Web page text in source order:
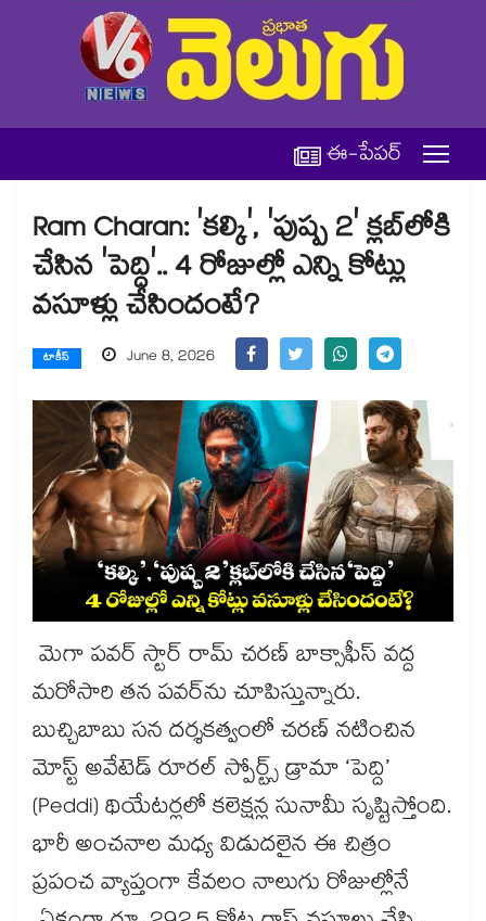
ఈ-పేపర్
Ram Charan: 'కల్కి', 'పుష్ప 2' క్లబ్‌లోకి
చేసిన 'పెద్ది'.. 4 రోజుల్లో ఎన్ని కోట్లు
వసూళ్లు చేసిందంటే?
టాకీస్ June 8, 2026
మెగా పవర్ స్టార్ రామ్ చరణ్ బాక్సాఫీస్ వద్ద
మరోసారి తన పవర్‌ను చూపిస్తున్నారు.
బుచ్చిబాబు సన దర్శకత్వంలో చరణ్ నటించిన
మోస్ట్ అవేటెడ్ రూరల్ స్పోర్ట్స్ డ్రామా ‘పెద్ది’
(Peddi) థియేటర్లలో కలెక్షన్ల సునామీ సృష్టిస్తోంది.
భారీ అంచనాల మధ్య విడుదలైన ఈ చిత్రం
ప్రపంచ వ్యాప్తంగా కేవలం నాలుగు రోజుల్లోనే